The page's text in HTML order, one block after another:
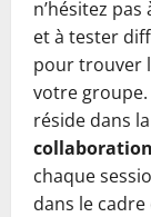
n’hésitez
et à tester
pour trouver
votre groupe.
réside dans la
collaboration
chaque
dans le cadre